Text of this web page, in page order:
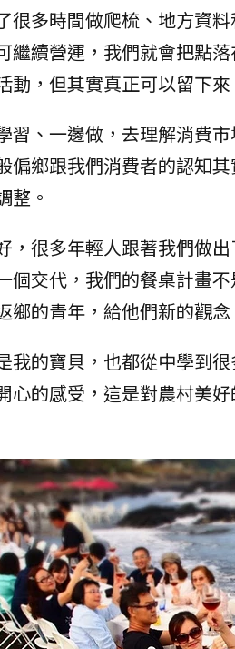
很多時間做爬梳、地方資
繼續營運，我們就會把點
動，但其實真正可以留下
習、一邊做，去理解消費
偏鄉跟我們消費者的認知
整。
，很多年輕人跟著我們做
個交代，我們的餐桌計畫
鄉的青年，給他們新的觀
我的寶貝，也都從中學到
心的感受，這是對農村美